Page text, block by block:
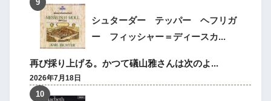
シュターダー テッパー ヘフリガ
ー フィッシャー＝ディースカ...
再び採り上げる。かつて礒山雅さんは次のよ...
2026年7月18日